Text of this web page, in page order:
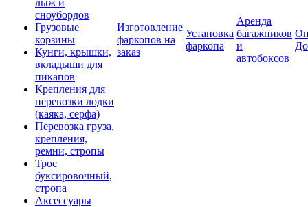
лыж и
сноубордов
Грузовые
корзины
Кунги, крышки,
вкладыши для
пикапов
Крепления для
перевозки лодки
(каяка, серфа)
Перевозка груза,
крепления,
ремни, стропы
Трос
буксировочный,
стропа
Аксессуары
Изготовление
фаркопов на
заказ
Установка
фаркопа
Аренда
багажников
и
автобоксов